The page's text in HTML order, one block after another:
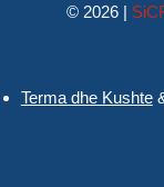
© 2026 |
Terma dhe Kushte